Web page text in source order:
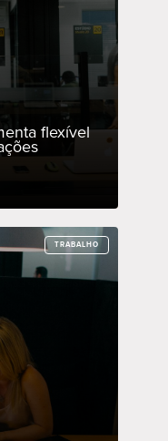
flexível
TRABALHO
TRABALHO